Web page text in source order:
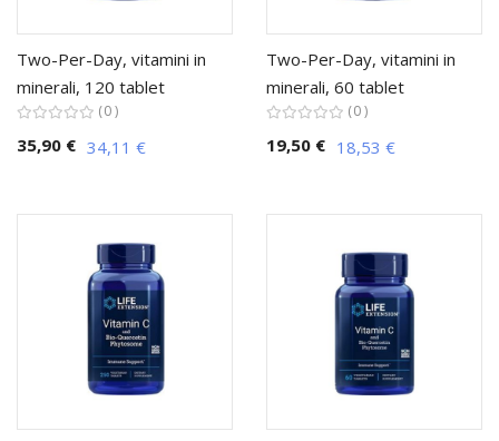
Two-Per-Day, vitamini in
minerali, 120 tablet
0
35,90 € 34,11 €
Two-Per-Day, vitamini in
minerali, 60 tablet
0
19,50 € 18,53 €